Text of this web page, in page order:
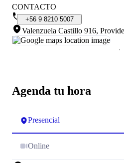
Agenda tu hora
Presencial
Online
CONTACTO
+56 9 8210 5007
Valenzuela Castillo 916,